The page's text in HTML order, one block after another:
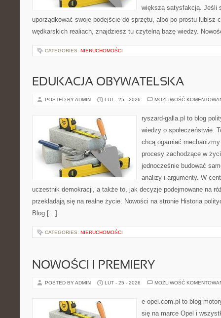
większą satysfakcją. Jeśli
uporządkować swoje podejście do sprzętu, albo po prostu lubisz
wędkarskich realiach, znajdziesz tu czytelną bazę wiedzy.
CATEGORIES: NIERUCHOMOŚCI
EDUKACJA OBYWATELSKA
POSTED BY ADMIN LUT - 25 - 2026 MOŻLIWOŚĆ
ryszard-galla.pl to blog
wiedzy o społeczeństwie.
chcą ogarniać
procesy zachodzące w
jednocześnie budować
analizy i argumenty. W
uczestnik demokracji, a także to, jak decyzje podejmowane na
przekładają się na realne życie. Nowości na stronie Historia
Blog […]
CATEGORIES: NIERUCHOMOŚCI
NOWOŚCI I PREMIERY
POSTED BY ADMIN LUT - 25 - 2026 MOŻLIWOŚĆ
e-opel.com.pl to blog
się na marce Opel i